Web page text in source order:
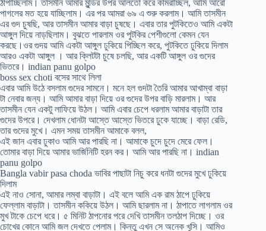
ঠাপাচ্ছিলাম। তাসমীন আমার মুন্ডির উপর আলতো করে কামরাচ্ছিল, আমি আরো
পাগলের মত হয়ে যাচ্ছিলাম। এর পর আমরা ৬৯ এ শুরু করলাম। আমি তাসমীন
এর গুদ চুষছি, আর তাসমীন আমার বাড়া চুষছে। এবার তার পুটকিতেও আমি একটা
আঙ্গুল দিয়ে নাড়ছিলাম। বুঝতে পারলাম ওর পুটকির পেশীগুলো কেমন যেন
করছে।ওর গুদয় আমি একটা আঙ্গুল ঢুকিয়ে পিচ্ছিল করে, পুটকিতে ঢুকিয়ে দিলাম
আরও একটা আঙ্গুল । আর ক্লিটটা চুষে চলছি, আর একটি আঙ্গুল ওর গুদের
ভিতরে। indian panu golpo
boss sex choti বসের সাথে লিলা
এবার আমি উঠে বসলাম গুদের সামনে। মনে হল গুদটা তৈরি আমার আখাম্বা বাড়া
টা নেবার জন্য। আমি আমার বাড়া দিয়ে ওর গুদের উপর বাড়ি মারলাম। আর
তাসমীন যেন একটু লাফিয়ে উঠল। আমি এবার চেপে ধরলাম আমার বাড়াটা তার
গুদের উপরে। দেখলাম ধোনটা আস্তে আস্তে ভিতরে ঢুকে যাচ্ছে। বাড়া রেডি,
তার গুদের মুখে। এমন সময় তাসমীন আমাকে বলল,
এই জান এবার ঢুকাও আমি আর পারছি না। আমাকে চুদে চুদে মেরে ফেল।
তোমার বাড়া দিয়ে আমার ভার্জিনিটি হরন কর। আমি আর পারছি না। indian
panu golpo
Bangla vabir pasa choda ভাবির পাছাটা নিচু করে ধনটা গুদের মুখে ঢুকিয়ে
দিলাম
এই নাও সোনা, আমার লম্বা বাড়াটা। এই বলে আমি এক রাম ঠাপে ঢুকিয়ে
ফেল্লাম বাড়াটা। তাসমীন ককিয়ে উঠল। আমি ছারলাম না। ঠাপাতে লাগলাম ওর
মুখ টাকে চেপে ধরে। ৫ মিনিট ঠাপনোর পরে দেখি তাসমীন তলঠাপ দিচ্ছে। ওর
চোখের কোনে আমি জল দেখতে পেলাম। কিন্তু এখন সে অনেক খুসি। আমিও